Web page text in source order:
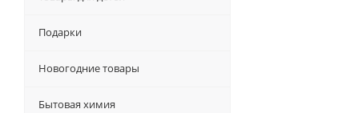
Подарки
Новогодние товары
Бытовая химия